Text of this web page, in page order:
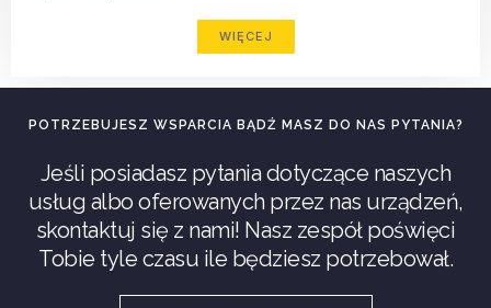
WIĘCEJ
POTRZEBUJESZ WSPARCIA BĄDŹ MASZ DO NAS PYTANIA?
Jeśli posiadasz pytania dotyczące naszych
usług albo oferowanych przez nas urządzeń,
skontaktuj się z nami! Nasz zespół poświęci
Tobie tyle czasu ile będziesz potrzebował.